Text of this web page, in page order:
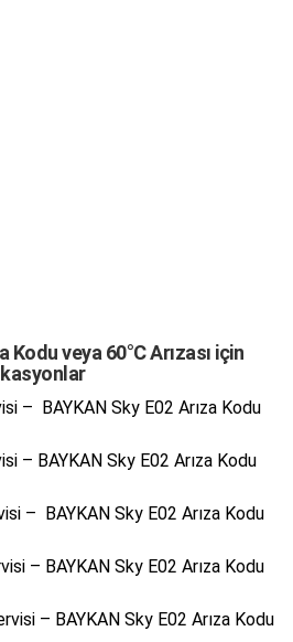
Kodu veya 60°C Arızası için
– BAYKAN Sky E02 Arıza Kodu
– BAYKAN Sky E02 Arıza Kodu
– BAYKAN Sky E02 Arıza Kodu
– BAYKAN Sky E02 Arıza Kodu
– BAYKAN Sky E02 Arıza Kodu